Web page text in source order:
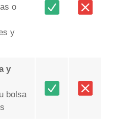
o
y
y
bolsa